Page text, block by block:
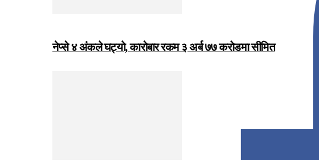
नेप्से ४ अंकले घट्यो, कारोबार रकम ३ अर्ब ७७ करोडमा सीमित